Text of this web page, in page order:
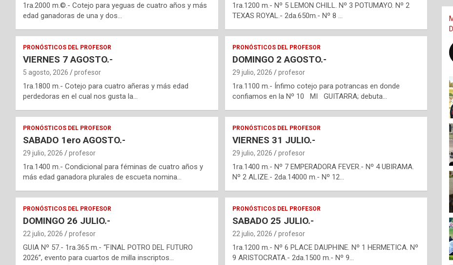
1ra.2000 m.©.- Cotejo para yeguas de cuatro años y más
edad ganadoras de una y dos…
1ra.1200 m.- Nº 5 LEMON CHILL. Nº 3 POTUMAYO. Nº 2
TEXAS ROYAL.- 2da.650m.- Nº 8 …
PRONÓSTICOS DEL PROFESOR
VIERNES 7 AGOSTO.-
5 agosto, 2026 profesor
1ra.1800 m.- Cotejo para cuatro añeras y más edad
perdedoras en el cual nos gusta la…
PRONÓSTICOS DEL PROFESOR
DOMINGO 2 AGOSTO.-
29 julio, 2026 profesor
1ra.1100 m.- Ínfimo cotejo para potrancas en donde
confiamos en la Nº 10 MI GUITARRA; debuta…
PRONÓSTICOS DEL PROFESOR
SABADO 1ero AGOSTO.-
29 julio, 2026 profesor
1ra.1400 m.- Condicional para féminas de cuatro años y
más edad ganadora plurales de escueta nomina…
PRONÓSTICOS DEL PROFESOR
VIERNES 31 JULIO.-
29 julio, 2026 profesor
1ra.1400 m.- Nº 7 EMPERADORA FEVER.- Nº 4 UBIRAMA.
Nº 2 ALIZE.- 2da.14000 m.- Nº 12…
PRONÓSTICOS DEL PROFESOR
DOMINGO 26 JULIO.-
22 julio, 2026 profesor
GUIA Nº 57.- 1ra.365 m.- “FINAL POTRO DEL FUTURO
2026”, evento para cuartos de milla inscriptos…
PRONÓSTICOS DEL PROFESOR
SABADO 25 JULIO.-
22 julio, 2026 profesor
1ra.1200 m.- Nº 6 PLACE DAUPHINE. Nº 1 HERMETICA. Nº
9 ARISTOCRATA.- 2da.1500 m.- Nº 9…
c
h